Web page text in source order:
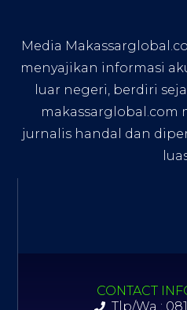
Media
menyajikan informasi
luar negeri, berdiri
makassarglobal.com
jurnalis handal dan
CONTACT
Tlp/Wa :